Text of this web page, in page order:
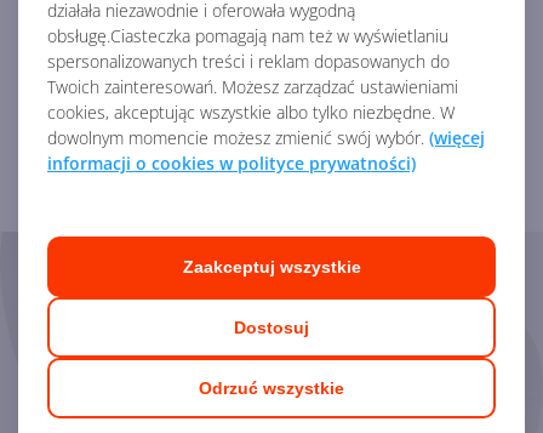
działała niezawodnie i oferowała wygodną
obsługę.Ciasteczka pomagają nam też w wyświetlaniu
spersonalizowanych treści i reklam dopasowanych do
Twoich zainteresowań. Możesz zarządzać ustawieniami
cookies, akceptując wszystkie albo tylko niezbędne. W
dowolnym momencie możesz zmienić swój wybór. (więcej
informacji o cookies w polityce prywatności)
Odrzuć wszystkie
Dostosuj
Zaakceptuj wszystkie
Identyfikator:42727
Kod producenta:CFQ7TTC0QW7C
Zobacz porównanie z innymi pakietami
Skorzystaj z pomocy naszych
Chętnie odpowiemy na pytania i pomożemy dobrać
odpowiednie licencje.